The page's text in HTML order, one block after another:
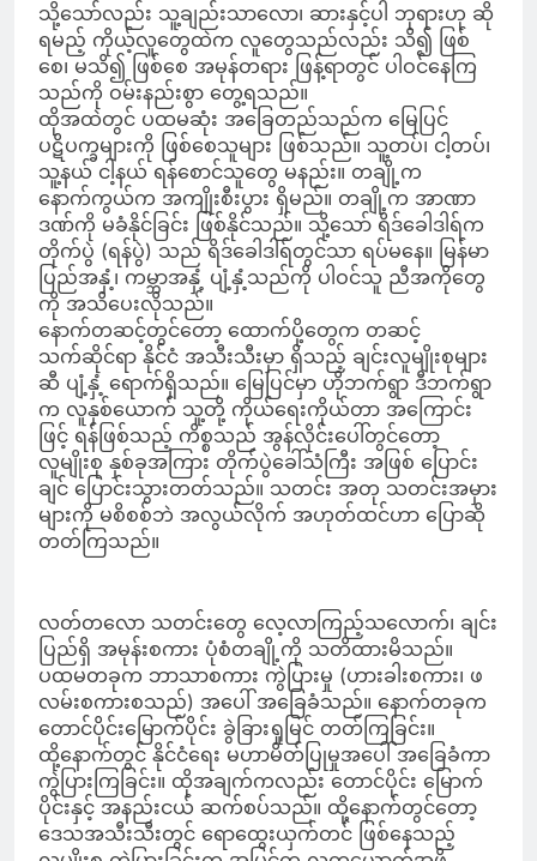
သို့သော်လည်း သူ့ချည်းသာလော၊ ဆားနှင့်ပါ ဘုရားဟု ဆို
ရမည့် ကိုယ့်လူတွေထဲက လူတွေသည်လည်း သိ၍ ဖြစ်
စေ၊ မသိ၍ ဖြစ်စေ အမုန်တရား ဖြန့်ရာတွင် ပါဝင်နေကြ
သည်ကို ဝမ်းနည်းစွာ တွေ့ရသည်။
ထိုအထဲတွင် ပထမဆုံး အခြေတည်သည်က မြေပြင်
ပဋိပက္ခများကို ဖြစ်စေသူများ ဖြစ်သည်။ သူ့တပ်၊ ငါ့တပ်၊
သူ့နယ် ငါ့နယ် ရန်စောင်သူတွေ မနည်း။ တချို့က
နောက်ကွယ်က အကျိုးစီးပွား ရှိမည်။ တချို့က အာဏာ
ဒဏ်ကို မခံနိုင်ခြင်း ဖြစ်နိုင်သည်။ သို့သော် ရိဒ်ခေါဒါရ်က
တိုက်ပွဲ (ရန်ပွဲ) သည် ရိဒ်ခေါဒါရ်တွင်သာ ရပ်မနေ။ မြန်မာ
ပြည်အနှံ့၊ ကမ္ဘာအနှံ့ ပျံ့နှံ့သည်ကို ပါဝင်သူ ညီအကိုတွေ
ကို အသိပေးလိုသည်။
နောက်တဆင့်တွင်တော့ ထောက်ပို့တွေက တဆင့်
သက်ဆိုင်ရာ နိုင်ငံ အသီးသီးမှာ ရှိသည့် ချင်းလူမျိုးစုများ
ဆီ ပျံ့နှံ့ ရောက်ရှိသည်။ မြေပြင်မှာ ဟိုဘက်ရွာ ဒီဘက်ရွာ
က လူနှစ်ယောက် သူ့တို့ ကိုယ်ရေးကိုယ်တာ အကြောင်း
ဖြင့် ရန်ဖြစ်သည့် ကိစ္စသည် အွန်လိုင်းပေါ်တွင်တော့
လူမျိုးစု နှစ်ခုအကြား တိုက်ပွဲခေါ်သံကြီး အဖြစ် ပြောင်း
ချင် ပြောင်းသွားတတ်သည်။ သတင်း အတု သတင်းအမှား
များကို မစိစစ်ဘဲ အလွယ်လိုက် အဟုတ်ထင်ဟာ ပြောဆို
တတ်ကြသည်။
လတ်တလော သတင်းတွေ လေ့လာကြည့်သလောက်၊ ချင်း
ပြည်ရှိ အမုန်းစကား ပုံစံတချို့ကို သတိထားမိသည်။
ပထမတခုက ဘာသာစကား ကွဲပြားမှု (ဟားခါးစကား၊ ဖ
လမ်းစကားစသည်) အပေါ် အခြေခံသည်။ နောက်တခုက
တောင်ပိုင်းမြောက်ပိုင်း ခွဲခြားရှုမြင် တတ်ကြခြင်း။
ထို့နောက်တွင် နိုင်ငံရေး မဟာမိတ်ပြုမှုအပေါ် အခြေခံကာ
ကွဲပြားကြခြင်း။ ထိုအချက်ကလည်း တောင်ပိုင်း မြောက်
ပိုင်းနှင့် အနည်းငယ် ဆက်စပ်သည်။ ထို့နောက်တွင်တော့
ဒေသအသီးသီးတွင် ရောထွေးယှက်တင် ဖြစ်နေသည့်